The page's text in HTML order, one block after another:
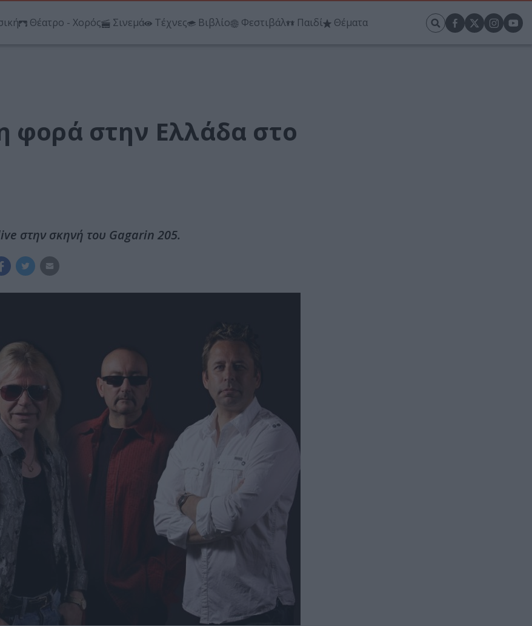
Θέατρο - Χορός Σινεμά Τέχνες Βιβλίο Φεστιβάλ Παιδί Θέματα
φορά στην Ελλάδα στο
στην σκηνή του Gagarin 205.